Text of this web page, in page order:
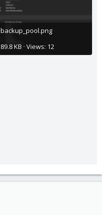
backup_pool.png
89.8 KB · Views: 12